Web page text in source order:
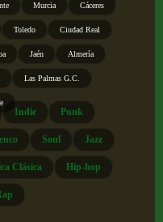
Murcia Cáceres
Toledo Ciudad Real
Jaén Almería
Las Palmas G.C.
Indie Punk
Soul Jazz
Clásica Hip-hop